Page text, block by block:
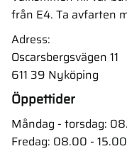
från E4. Ta avfarten
Adress:
Oscarsbergsvägen 11
611 39 Nyköping
Öppettider
Måndag - torsdag:
Fredag: 08.00 - 15.00